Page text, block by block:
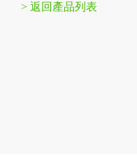
> 返回產品列表